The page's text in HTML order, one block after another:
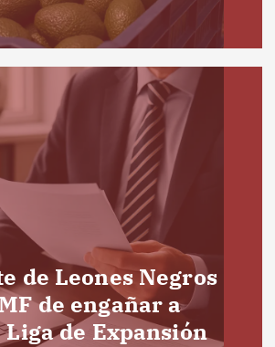
de Leones Negros
de engañar a
Liga de Expansión